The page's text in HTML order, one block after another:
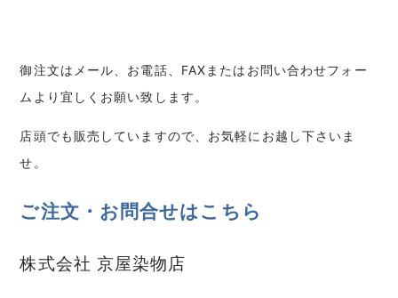
御注文はメール、お電話、FAXまたはお問い合わせフォー
ムより宜しくお願い致します。
店頭でも販売していますので、お気軽にお越し下さいま
せ。
ご注文・お問合せはこちら
株式会社 京屋染物店